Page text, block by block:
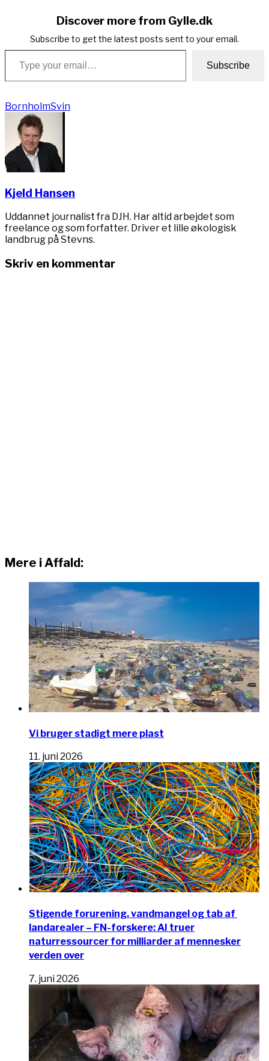
Discover more from Gylle.dk
Subscribe to get the latest posts sent to your email.
Type your email…
Subscribe
BornholmSvin
Kjeld Hansen
Uddannet journalist fra DJH. Har altid arbejdet som
freelance og som forfatter. Driver et lille økologisk
landbrug på Stevns.
Skriv en kommentar
Mere i Affald:
Vi bruger stadigt mere plast
11. juni 2026
Stigende forurening, vandmangel og tab af ​​
landarealer – FN-forskere: AI truer
naturressourcer for milliarder af mennesker
verden over
7. juni 2026